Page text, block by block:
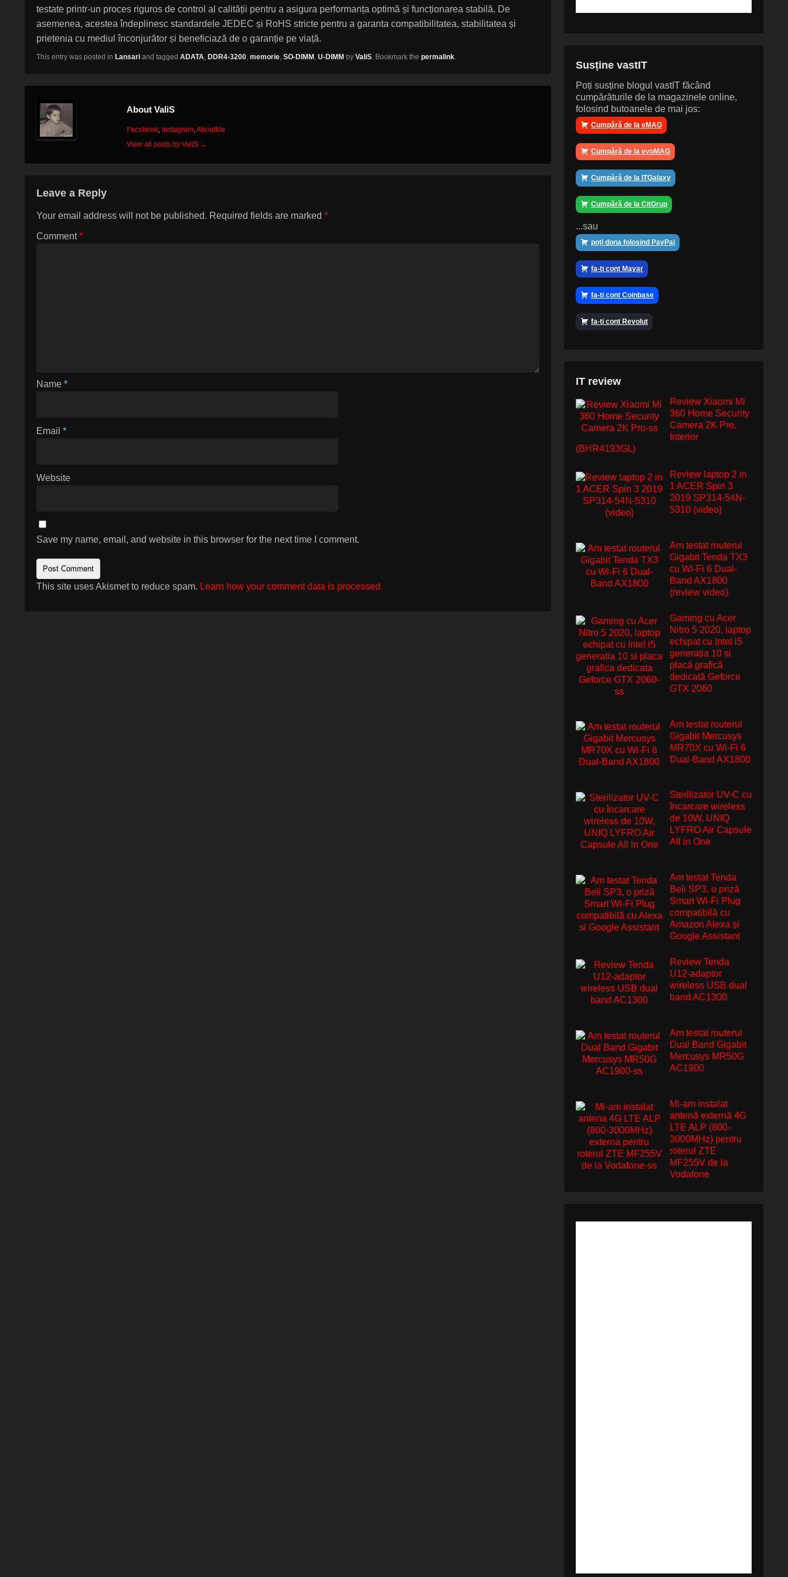
testate printr-un proces riguros de control al calității pentru a asigura performanța optimă și funcționarea stabilă. De
asemenea, acestea îndeplinesc standardele JEDEC și RoHS stricte pentru a garanta compatibilitatea, stabilitatea și
prietenia cu mediul înconjurător și beneficiază de o garanție pe viață.
This entry was posted in Lansari and tagged ADATA, DDR4-3200, memorie, SO-DIMM , U-DIMM by ValiS. Bookmark the permalink.
About ValiS
Facebook, Instagram,AboutMe
View all posts by ValiS →
Leave a Reply
Your email address will not be published. Required fields are marked *
Comment*
Name *
Email *
Website
Save my name, email, and website in this browser for the next time I comment.
This site uses Akismet to reduce spam. Learn how your comment data is processed.
Susține vastIT
Poți susține blogul vastIT făcând
cumpărăturile de la magazinele online,
folosind butoanele de mai jos:
Cumpără de la eMAG
Cumpără de la evoMAG
Cumpără de la ITGalaxy
Cumpără de la CitGrup
...sau
poți dona folosind PayPal
fa-ti cont Mayar
fa-ti cont Coinbase
fa-ti cont Revolut
IT review
Review Xiaomi Mi
360 Home Security
Camera 2K Pro,
Interior
(BHR4193GL)
Review laptop 2 in
1 ACER Spin 3
2019 SP314-54N-
5310 (video)
Am testat routerul
Gigabit Tenda TX3
cu Wi-Fi 6 Dual-
Band AX1800
(review video)
Gaming cu Acer
Nitro 5 2020, laptop
echipat cu Intel i5
generația 10 și
placă grafică
dedicată Geforce
GTX 2060
Am testat routerul
Gigabit Mercusys
MR70X cu Wi-Fi 6
Dual-Band AX1800
Sterilizator UV-C cu
încarcare wireless
de 10W, UNIQ
LYFRO Air Capsule
All in One
Am testat Tenda
Beli SP3, o priză
Smart Wi-Fi Plug
compatibilă cu
Amazon Alexa și
Google Assistant
Review Tenda
U12-adaptor
wireless USB dual
band AC1300
Am testat routerul
Dual Band Gigabit
Mercusys MR50G
AC1900
Mi-am instalat
antenă externă 4G
LTE ALP (800-
3000MHz) pentru
roterul ZTE
MF255V de la
Vodafone